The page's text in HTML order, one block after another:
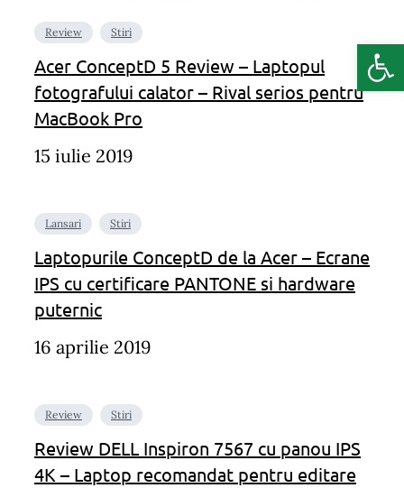
Review Stiri
Acer ConceptD 5 Review – Laptopul
fotografului calator – Rival serios pentru
MacBook Pro
15 iulie 2019
Lansari Stiri
Laptopurile ConceptD de la Acer – Ecrane
IPS cu certificare PANTONE si hardware
puternic
16 aprilie 2019
Review Stiri
Review DELL Inspiron 7567 cu panou IPS
4K – Laptop recomandat pentru editare